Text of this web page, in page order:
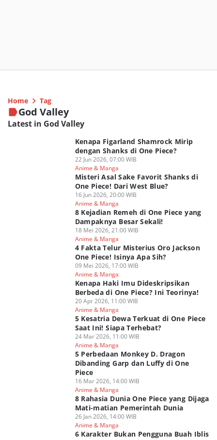
Home Tag
God Valley
Latest in God Valley
Kenapa Figarland Shamrock Mirip
dengan Shanks di One Piece?
22 Jun 2026, 07:00 WIB
Anime & Manga
Misteri Asal Sake Favorit Shanks di
One Piece! Dari West Blue?
16 Jun 2026, 20:00 WIB
Anime & Manga
8 Kejadian Remeh di One Piece yang
Dampaknya Besar Sekali!
18 Mei 2026, 21:00 WIB
Anime & Manga
4 Fakta Telur Misterius Oro Jackson
One Piece! Isinya Apa Sih?
09 Mei 2026, 17:00 WIB
Anime & Manga
Kenapa Haki Imu Dideskripsikan
Berbeda di One Piece? Ini Teorinya!
20 Apr 2026, 11:00 WIB
Anime & Manga
5 Kesatria Dewa Terkuat di One Piece
Saat Ini! Siapa Terhebat?
24 Mar 2026, 11:00 WIB
Anime & Manga
5 Perbedaan Monkey D. Dragon
Dibanding Garp dan Luffy di One
Piece
16 Mar 2026, 14:00 WIB
Anime & Manga
8 Rahasia Dunia One Piece yang Dijaga
Mati-matian Pemerintah Dunia
26 Jan 2026, 14:00 WIB
Anime & Manga
6 Karakter Bukan Pengguna Buah Iblis